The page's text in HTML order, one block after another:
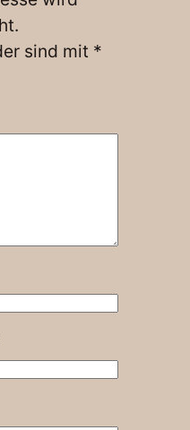
sind mit *